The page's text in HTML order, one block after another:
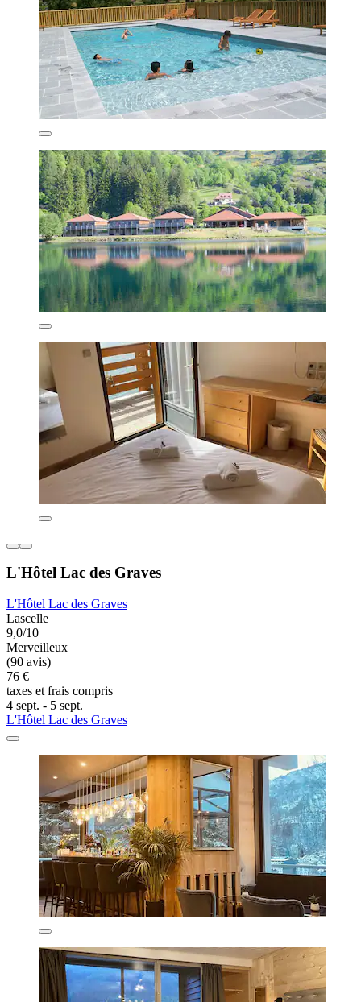
L'Hôtel Lac des Graves
L'Hôtel Lac des Graves
Lascelle
9,0/10
Merveilleux
(90 avis)
76 €
taxes et frais compris
4 sept. - 5 sept.
L'Hôtel Lac des Graves